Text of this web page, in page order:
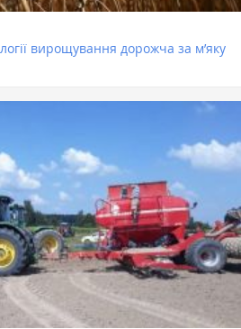
вирощування дорожча за м’яку